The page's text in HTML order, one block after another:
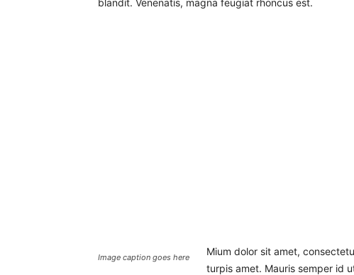
blandit. Venenatis, magna feugiat rhoncus est.
Image caption goes here
Mium dolor sit amet,
turpis amet. Mauris semper id